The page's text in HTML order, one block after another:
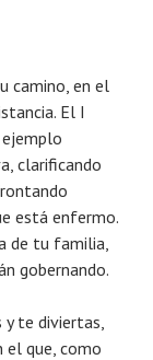
camino, en el
El I
clarificando
está enfermo.
de tu familia,
gobernando.
te diviertas,
el que, como